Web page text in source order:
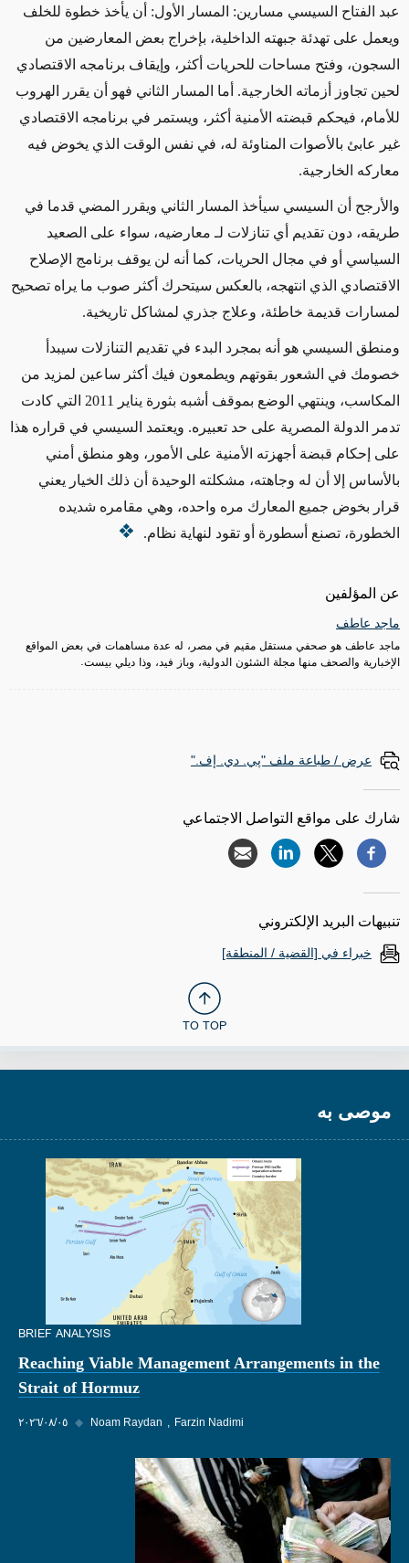
عن المؤلفين
ماجد عاطف
ماجد عاطف هو صحفي مستقل مقيم في مصر، له عدة مساهمات في بعض المواقع
الإخبارية والصحف منها مجلة الشئون الدولية، وباز فيد، وذا ديلي بيست.
عبد الفتاح السيسي مسارين: المسار الأول: أن يأخذ خطوة للخلف
ويعمل على تهدئة جبهته الداخلية، بإخراج بعض المعارضين من
السجون، وفتح مساحات للحريات أكثر، وإيقاف برنامجه الاقتصادي
لحين تجاوز أزماته الخارجية. أما المسار الثاني فهو أن يقرر الهروب
للأمام، فيحكم قبضته الأمنية أكثر، ويستمر في برنامجه الاقتصادي
غير عابئ بالأصوات المناوئة له، في نفس الوقت الذي يخوض فيه
معاركه الخارجية.
والأرجح أن السيسي سيأخذ المسار الثاني ويقرر المضي قدما في
طريقه، دون تقديم أي تنازلات لـ معارضيه، سواء على الصعيد
السياسي أو في مجال الحريات، كما أنه لن يوقف برنامج الإصلاح
الاقتصادي الذي انتهجه، بالعكس سيتحرك أكثر صوب ما يراه تصحيح
لمسارات قديمة خاطئة، وعلاج جذري لمشاكل تاريخية.
ومنطق السيسي هو أنه بمجرد البدء في تقديم التنازلات سيبدأ
خصومك في الشعور بقوتهم ويطمعون فيك أكثر ساعين لمزيد من
المكاسب، وينتهي الوضع بموقف أشبه بثورة يناير 2011 التي كادت
تدمر الدولة المصرية على حد تعبيره. ويعتمد السيسي في قراره هذا
على إحكام قبضة أجهزته الأمنية على الأمور، وهو منطق أمني
بالأساس إلا أن له وجاهته، مشكلته الوحيدة أن ذلك الخيار يعني
قرار بخوض جميع المعارك مره واحده، وهي مقامره شديده
الخطورة، تصنع أسطورة أو تقود لنهاية نظام.
عرض / طباعة ملف "پي. دي. إف."
شارك على مواقع التواصل الاجتماعي
تنبيهات البريد الإلكتروني
خبراء في [القضية / المنطقة]
TO TOP
موصى به
BRIEF ANALYSIS
Reaching Viable Management Arrangements in the
Strait of Hormuz
٠٥‏/٠٨‏/٢٠٢٦ ◆ Noam Raydan Farzin Nadimi